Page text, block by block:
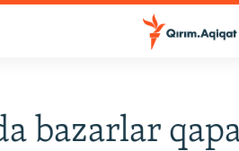
bazarlar